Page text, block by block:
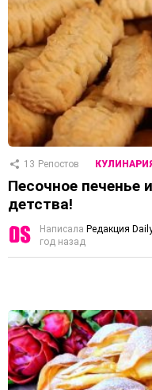
13 Репостов КУЛИНАРИЯ
Песочное печенье
детства!
Написала Редакция
год назад